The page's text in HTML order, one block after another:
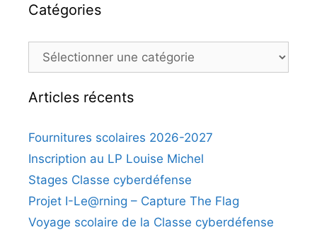
Catégories
Articles récents
Fournitures scolaires 2026-2027
Inscription au LP Louise Michel
Stages Classe cyberdéfense
Projet I-Le@rning – Capture The Flag
Voyage scolaire de la Classe cyberdéfense